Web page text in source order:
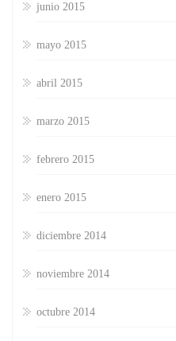
junio 2015
mayo 2015
abril 2015
marzo 2015
febrero 2015
enero 2015
diciembre 2014
noviembre 2014
octubre 2014